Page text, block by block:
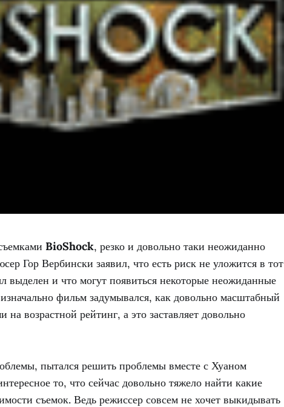
BioShock, резко и довольно таки неожиданно
Гор Вербински заявил, что есть риск не уложится в тот
выделен и что могут появиться некоторые неожиданные
фильм задумывался, как довольно масштабный
возрастной рейтинг, а это заставляет довольно
пытался решить проблемы вместе с Хуаном
то, что сейчас довольно тяжело найти какие
съемок. Ведь режиссер совсем не хочет выкидывать